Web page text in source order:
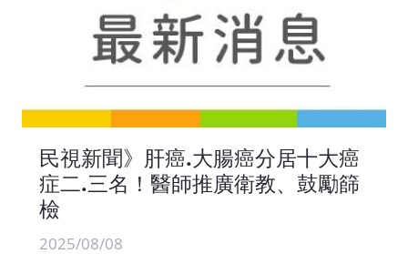
民視新聞》肝癌.大腸癌分居十大癌
症二.三名！醫師推廣衛教、鼓勵篩
檢
2025/08/08